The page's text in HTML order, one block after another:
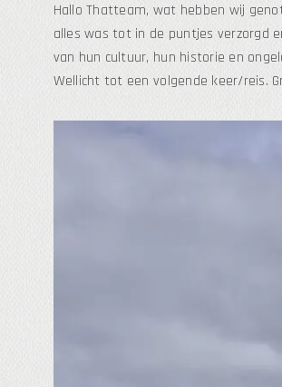
Hallo Thatteam, wat hebben wij
alles was tot in de puntjes verzorgd
van hun cultuur, hun historie en
Wellicht tot een volgende keer/reis.